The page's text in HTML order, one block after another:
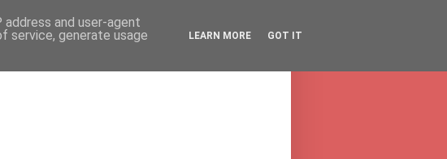
and user-agent
service, generate usage
LEARN MORE GOT IT